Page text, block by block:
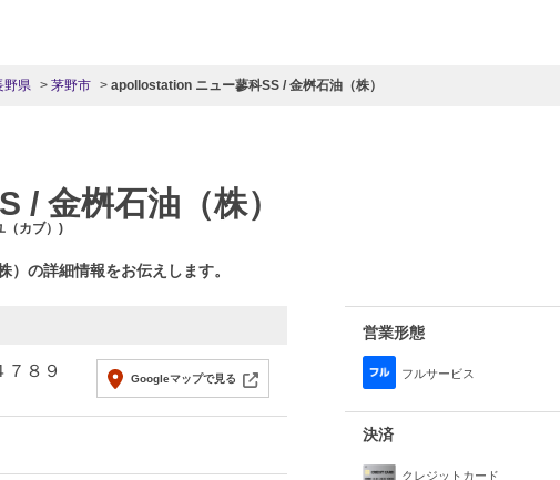
野県 茅野市 apollostation ニュー蓼科SS / 金桝石油（株）
/ 金桝石油（株）
（カブ）)
の詳細情報をお伝えします。
７８９ Googleマップで見る
営業形態
フルサービス
決済
クレジットカード